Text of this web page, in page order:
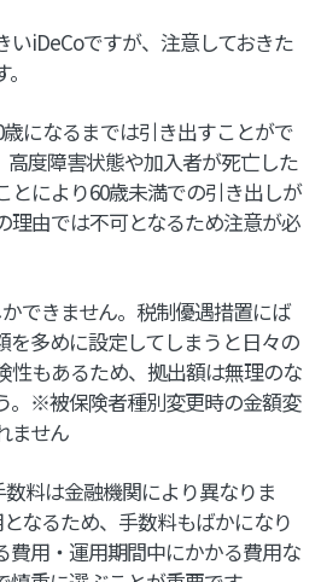
いiDeCoですが、注意しておきた
になるまでは引き出すことがで
高度障害状態や加入者が死亡した
とにより60歳未満での引き出しが
理由では不可となるため注意が必
できません。税制優遇措置にば
を多めに設定してしまうと日々の
性もあるため、拠出額は無理のな
。※被保険者種別変更時の金額変
ません
料は金融機関により異なりま
なるため、手数料もばかになり
費用・運用期間中にかかる費用な